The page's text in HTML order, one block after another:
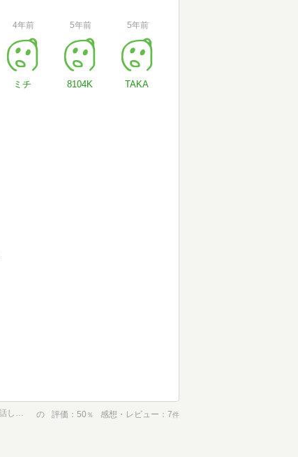
4年前
ミチ
5年前
8104K
5年前
TAKA
頭のいい説明「すぐできる」コツ―――「１分間で信頼される人」の話し方 (知的生きかた文庫) の 評価 50 ％ 感想・レビュー 7件